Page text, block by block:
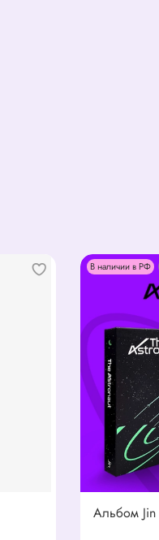
В наличии в РФ
Альбом Jin